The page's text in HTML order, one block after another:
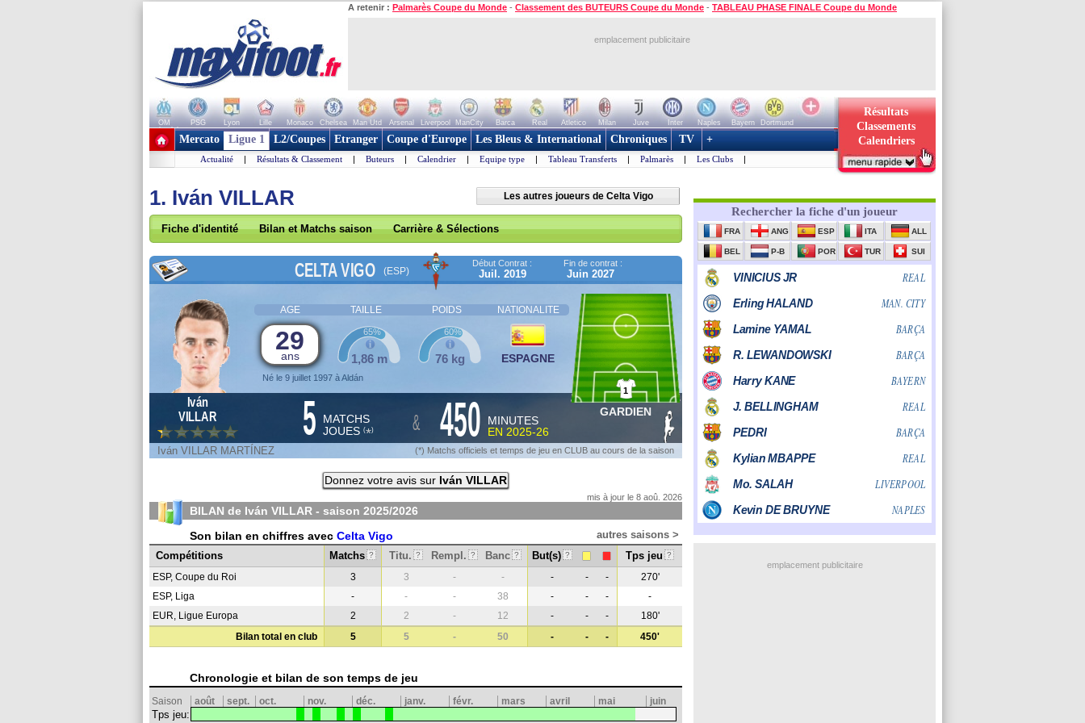
A retenir : Palmarès Coupe du Monde - Classement des BUTEURS Coupe du Monde - TABLEAU PHASE FINALE Coupe du Monde
emplacement publicitaire
OM PSG Lyon Lille Monaco Chelsea Man Utd Arsenal Liverpool ManCity Barca Real Atletico Milan Juve Inter Naples Bayern
Dortmund
+ de clubs
Résultats
Classements
Calendriers
Mercato Ligue 1 L2/Coupes Etranger Coupe d'Europe Les Bleus & International Chroniques TV +
Actualité | Résultats & Classement | Buteurs | Calendrier | Equipe type | Tableau Transferts | Palmarès | Les Clubs |
1. Iván VILLAR Les autres joueurs de Celta Vigo
Fiche d'identité Bilan et Matchs saison Carrière & Sélections
CELTA VIGO (ESP)
Début Contrat :
Juil. 2019
Fin de contrat :
Juin 2027
AGE TAILLE POIDS NATIONALITE
29
ans
Né le 9 juillet 1997 à Aldán
1,86 m
65%
76 kg
60%
ESPAGNE
1
Iván
VILLAR
5 MATCHS
JOUES (*) & 450
MINUTES
EN 2025-26
GARDIEN
Iván VILLAR MARTÍNEZ (*) Matchs officiels et temps de jeu en CLUB au cours de la saison
Donnez votre avis sur Iván VILLAR
mis à jour le 8 aoû. 2026
BILAN de Iván VILLAR - saison 2025/2026
Son bilan en chiffres avec Celta Vigo
autres saisons >
Compétitions
Matchs ? Titu. ? Rempl. ? Banc ? But(s) ? Tps jeu ?
ESP, Coupe du Roi 3 3 - - - - -
270'
ESP, Liga
- - - 38 - - -
-
EUR, Ligue Europa
2 2 - 12 - - -
180'
Bilan total en club
5 5 - 50 - - - 450'
Chronologie et bilan de son temps de jeu
Saison août sept. oct. nov. déc. janv. févr. mars avril mai juin
Tps jeu:
emplacement publicitaire